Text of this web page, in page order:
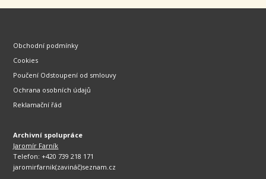
Obchodní podmínky
Cookies
Poučení Odstoupení od smlouvy
Ochrana osobních údajů
Reklamační řád
Archivní spolupráce
Jaromír Farník
Telefon: +420 739 218 171
jaromirfarnik(zavináč)seznam.cz